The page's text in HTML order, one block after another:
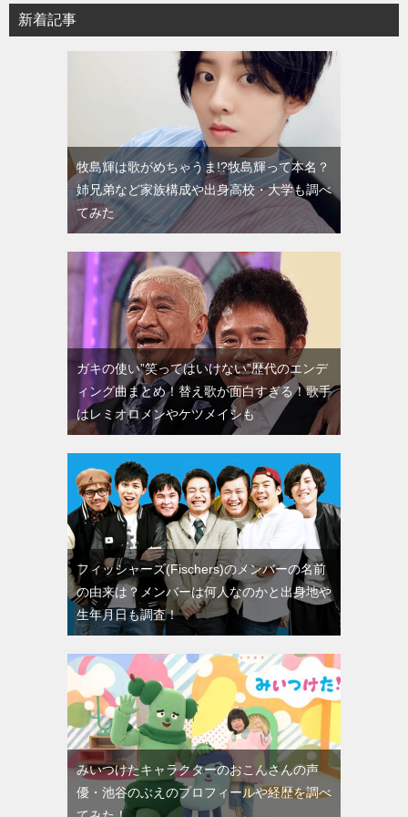
新着記事
牧島輝は歌がめちゃうま!?牧島輝って本名？
姉兄弟など家族構成や出身高校・大学も調べ
てみた
ガキの使い”笑ってはいけない”歴代のエンデ
ィング曲まとめ！替え歌が面白すぎる！歌手
はレミオロメンやケツメイシも
フィッシャーズ(Fischers)のメンバーの名前
の由来は？メンバーは何人なのかと出身地や
生年月日も調査！
みいつけたキャラクターのおこんさんの声
優・池谷のぶえのプロフィールや経歴を調べ